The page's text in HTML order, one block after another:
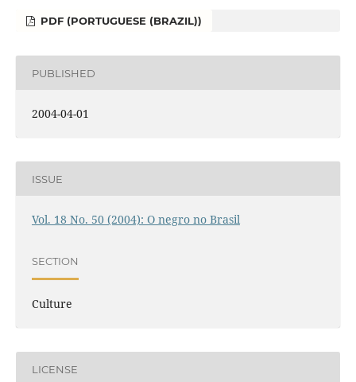
PDF (PORTUGUESE (BRAZIL))
PUBLISHED
2004-04-01
ISSUE
Vol. 18 No. 50 (2004): O negro no Brasil
SECTION
Culture
LICENSE